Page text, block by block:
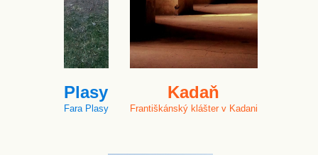
Plasy
Fara Plasy
Kadaň
Františkánský klášter v Kadani